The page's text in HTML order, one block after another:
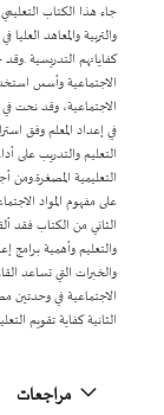
جاء هذا الكتاب
والتربية والمعاهد
كفاياتهم التدريسية
الاجتماعية وأسس
الاجتماعية، وقد نحت
في إعداد المعلم وفق
التعليم والتدريب على
التعليمية المصغرة.ومن
على مفهوم المواد
الثاني من الكتاب فقد
والتعليم وأهمية برامج
والخبرات التي تساعد
الاجتماعية في وحدتين
الثانية كفاية تقويم
مراجعات